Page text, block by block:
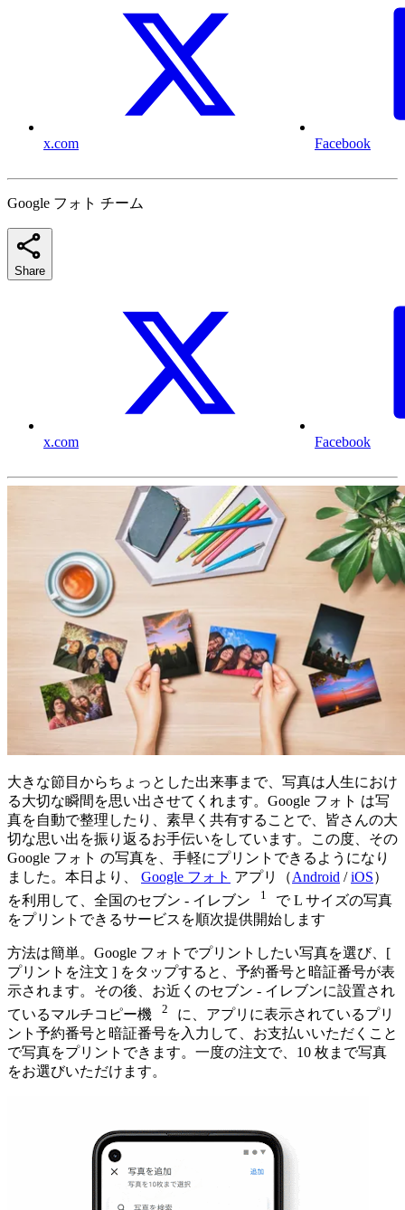
x.com Facebook
Google フォト チーム
Share
x.com Facebook
大きな節目からちょっとした出来事まで、写真は人生におけ
る大切な瞬間を思い出させてくれます。Google フォト は写
真を自動で整理したり、素早く共有することで、皆さんの大
切な思い出を振り返るお手伝いをしています。この度、その
Google フォト の写真を、手軽にプリントできるようになり
ました。本日より、 Google フォト アプリ（Android /iOS）
を利用して、全国のセブン - イレブン
1
で L サイズの写真
をプリントできるサービスを順次提供開始します
方法は簡単。Google フォトでプリントしたい写真を選び、[
プリントを注文 ] をタップすると、予約番号と暗証番号が表
示されます。その後、お近くのセブン - イレブンに設置され
ているマルチコピー機
2
に、アプリに表示されているプリ
ント予約番号と暗証番号を入力して、お支払いいただくこと
で写真をプリントできます。一度の注文で、10 枚まで写真
をお選びいただけます。